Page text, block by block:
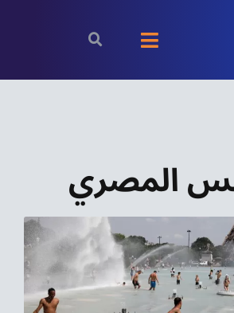
Toggle
رياضة
اقتصاد
المصري